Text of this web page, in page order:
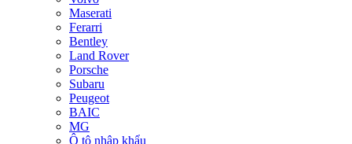
Maserati
Ferarri
Bentley
Land Rover
Porsche
Subaru
Peugeot
BAIC
MG
Ô tô nhập khẩu